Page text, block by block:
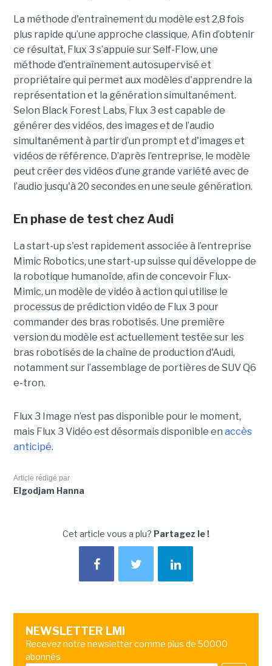
La méthode d'entraînement du modèle est 2,8 fois
plus rapide qu’une approche classique. Afin d’obtenir
ce résultat, Flux 3 s’appuie sur Self-Flow, une
méthode d'entraînement autosupervisé et
propriétaire qui permet aux modèles d'apprendre la
représentation et la génération simultanément.
Selon Black Forest Labs, Flux 3 est capable de
générer des vidéos, des images et de l’audio
simultanément à partir d’un prompt et d'images et
vidéos de référence. D’après l’entreprise, le modèle
peut créer des vidéos d’une grande variété avec de
l’audio jusqu'à 20 secondes en une seule génération.
En phase de test chez Audi
La start-up s'est rapidement associée à l’entreprise
Mimic Robotics, une start-up suisse qui développe de
la robotique humanoïde, afin de concevoir Flux-
Mimic, un modèle de vidéo à action qui utilise le
processus de prédiction vidéo de Flux 3 pour
commander des bras robotisés. Une première
version du modèle est actuellement testée sur les
bras robotisés de la chaîne de production d'Audi,
notamment sur l’assemblage de portières de SUV Q6
e-tron.
Flux 3 Image n’est pas disponible pour le moment,
mais Flux 3 Vidéo est désormais disponible en accès
anticipé.
Article rédigé par
Elgodjam Hanna
Cet article vous a plu? Partagez le !
NEWSLETTER LMI
Recevez notre newsletter comme plus de 50000
abonnés